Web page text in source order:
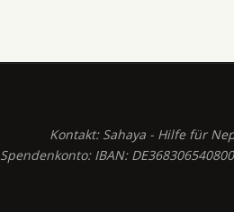
Kontakt: Sahaya - Hilfe für
Spendenkonto: IBAN: